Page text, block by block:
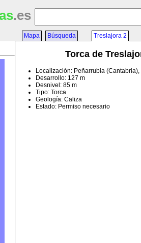
.es
Mapa Búsqueda Treslajora 2
Torca de
Localización: Peñarrubia (Cantabria),
Desarrollo: 127 m
Desnivel: 85 m
Tipo: Torca
Geología: Caliza
Estado: Permiso necesario